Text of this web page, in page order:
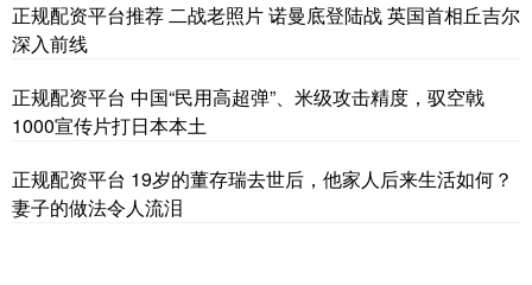
深证成指 14311.01 +200.89 +1.42%
正规配资平台推荐 二战老照片 诺曼底登陆战 英国首相丘吉尔
深入前线
正规配资平台 中国“民用高超弹”、米级攻击精度，驭空戟
1000宣传片打日本本土
正规配资平台 19岁的董存瑞去世后，他家人后来生活如何？
妻子的做法令人流泪